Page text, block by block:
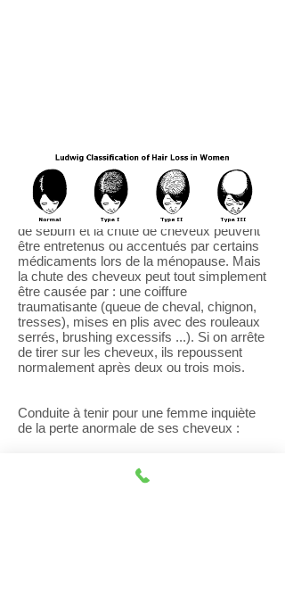
Chez les femmes prédisposées, l'excès
de sébum et la chute de cheveux peuvent
être entretenus ou accentués par certains
médicaments lors de la ménopause. Mais
la chute des cheveux peut tout simplement
être causée par : une coiffure
traumatisante (queue de cheval, chignon,
tresses), mises en plis avec des rouleaux
serrés, brushing excessifs ...). Si on arrête
de tirer sur les cheveux, ils repoussent
normalement après deux ou trois mois.
Conduite à tenir pour une femme inquiète
de la perte anormale de ses cheveux :
ménopause pour en modifier les
constitutifs si nécessaire.